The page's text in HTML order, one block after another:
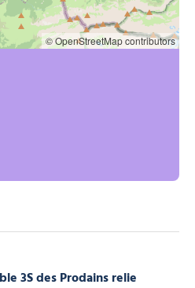
3S des Prodains relie
© OpenStreetMap contributors